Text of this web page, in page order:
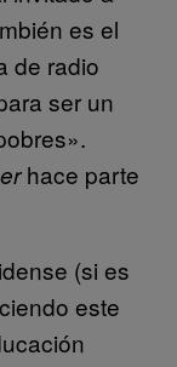
es el
de radio
ser un
hace parte
(si es
este